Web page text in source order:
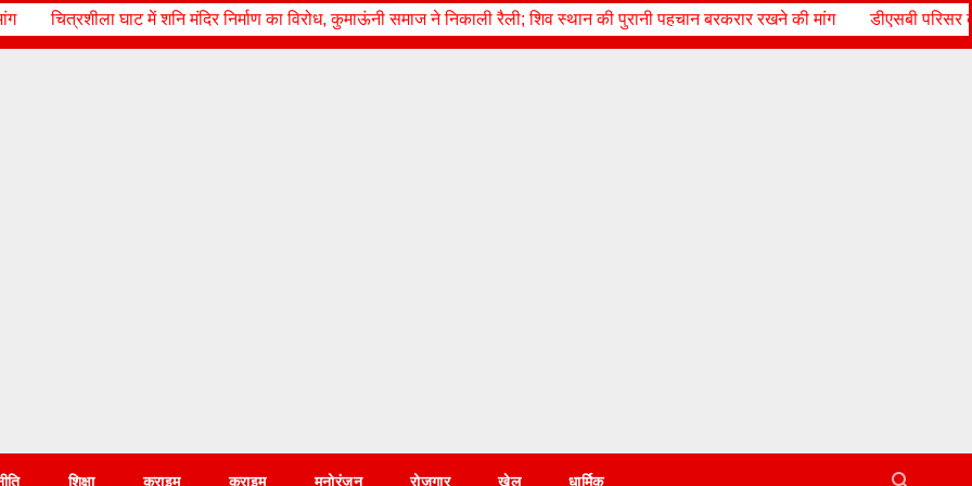
निर्माण का विरोध, कुमाऊंनी समाज ने निकाली रैली; शिव स्थान की पुरानी पहचान बरकरार रखने की मांग डीएसबी परिसर की शोध छात्रा आयशा सिद्दीकी ने
शिक्षा क्राइम क्राइम मनोरंजन रोज़गार खेल धार्मिक